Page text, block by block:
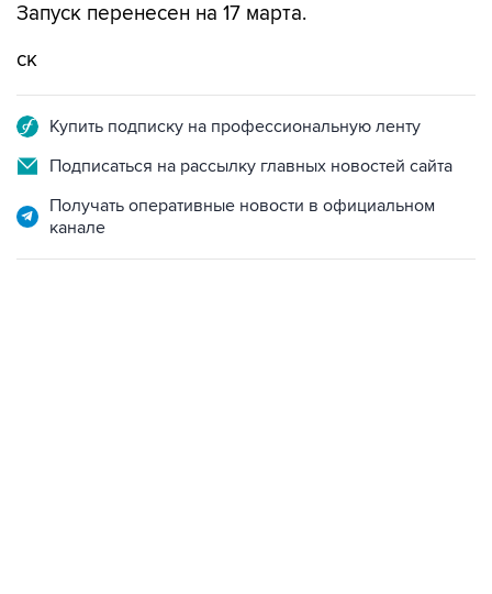
Запуск перенесен на 17 марта.
ск
Купить подписку на профессиональную ленту
Подписаться на рассылку главных новостей сайта
Получать оперативные новости в официальном
канале